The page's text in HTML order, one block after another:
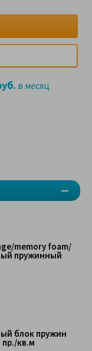
в месяц
memory foam/
пружинный
блок пружин
пр./кв.м